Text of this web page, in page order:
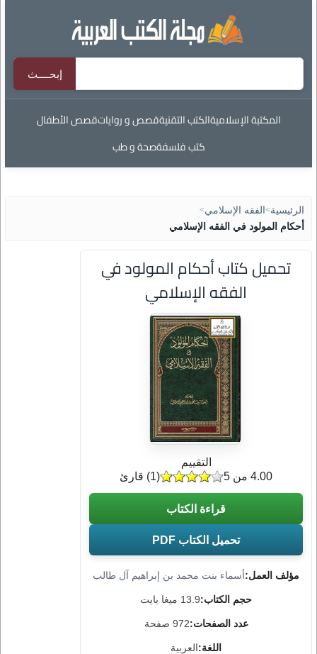
المكتبة الإسلاميةالكتب التقنيةقصص و رواياتقصص الأطفال
كتب فلسفةصحة و طب
الرئيسية> الفقه الإسلامي>
أحكام المولود في الفقه الإسلامي
تحميل كتاب أحكام المولود في
الفقه الإسلامي
مؤلف العمل:أسماء بنت محمد بن إبراهيم آل طالب
حجم الكتاب:13.9 ميغا بايت
عدد الصفحات:972 صفحة
اللغة:العربية
التقييم
(
1) قارئ 4.00 من 5
قراءة الكتاب
تحميل الكتاب PDF